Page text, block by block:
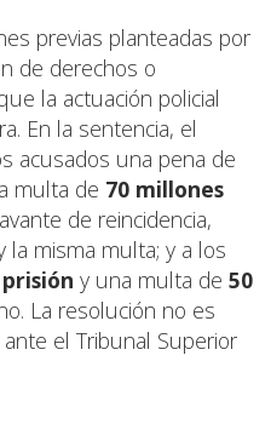
previas planteadas por
de derechos o
la actuación policial
En la sentencia, el
acusados una pena de
multa de 70 millones
de reincidencia,
la misma multa; y a los
y una multa de 50
La resolución no es
el Tribunal Superior